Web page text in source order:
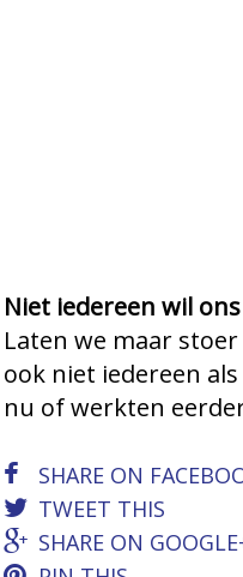
Niet iedereen wil
Laten we maar
ook niet iedereen
nu of werkten
SHARE ON
TWEET THIS
SHARE ON